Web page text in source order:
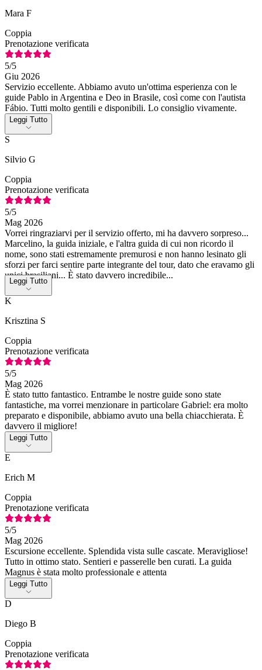
Mara F
Coppia
Prenotazione verificata
5/5
Giu 2026
Servizio eccellente. Abbiamo avuto un'ottima esperienza con le
guide Pablo in Argentina e Deo in Brasile, così come con l'autista
Fábio. Tutti molto gentili e disponibili. Lo consiglio vivamente.
Leggi Tutto
S
Silvio G
Coppia
Prenotazione verificata
5/5
Mag 2026
Vorrei ringraziarvi per il servizio offerto, mi ha davvero sorpreso...
Marcelino, la guida iniziale, e l'altra guida di cui non ricordo il
nome, sono stati estremamente premurosi e non hanno lesinato gli
sforzi per farci sentire parte integrante del tour, dato che eravamo gli
unici brasiliani... È stato davvero incredibile...
Leggi Tutto
K
Krisztina S
Coppia
Prenotazione verificata
5/5
Mag 2026
È stato tutto fantastico. Entrambe le nostre guide sono state
fantastiche, ma vorrei menzionare in particolare Gabriel: era molto
preparato e disponibile, abbiamo avuto una bella chiacchierata. È
davvero il migliore!
Leggi Tutto
E
Erich M
Coppia
Prenotazione verificata
5/5
Mag 2026
Escursione eccellente. Splendida vista sulle cascate. Meravigliose!
Tutto in ottimo stato. Sentieri e passerelle ben curati. La guida
Magnus è stata molto professionale e attenta
Leggi Tutto
D
Diego B
Coppia
Prenotazione verificata